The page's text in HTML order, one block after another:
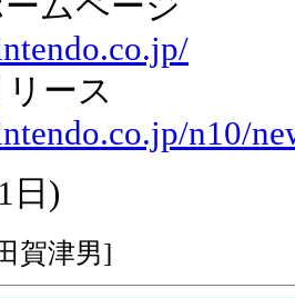
ース
n10/
日)
賀津男]